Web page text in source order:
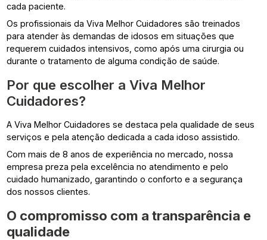
cada paciente.
Os profissionais da Viva Melhor Cuidadores são treinados
para atender às demandas de idosos em situações que
requerem cuidados intensivos, como após uma cirurgia ou
durante o tratamento de alguma condição de saúde.
Por que escolher a Viva Melhor
Cuidadores?
A Viva Melhor Cuidadores se destaca pela qualidade de seus
serviços e pela atenção dedicada a cada idoso assistido.
Com mais de 8 anos de experiência no mercado, nossa
empresa preza pela excelência no atendimento e pelo
cuidado humanizado, garantindo o conforto e a segurança
dos nossos clientes.
O compromisso com a transparência e
qualidade